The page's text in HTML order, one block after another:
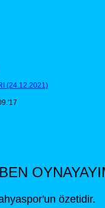
(24.12.2021)
özetidir.